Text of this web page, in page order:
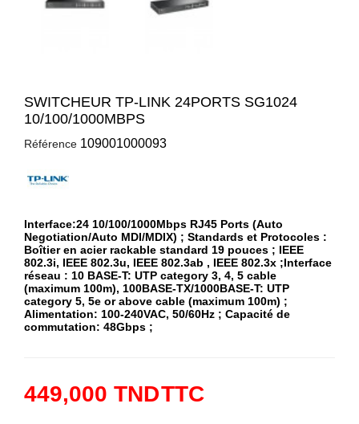
SWITCHEUR TP-LINK 24PORTS SG1024
10/100/1000MBPS
Référence 109001000093
Interface:24 10/100/1000Mbps RJ45 Ports (Auto
Negotiation/Auto MDI/MDIX) ; Standards et Protocoles :
Boîtier en acier rackable standard 19 pouces ; IEEE
802.3i, IEEE 802.3u, IEEE 802.3ab , IEEE 802.3x ;Interface
réseau : 10 BASE-T: UTP category 3, 4, 5 cable
(maximum 100m), 100BASE-TX/1000BASE-T: UTP
category 5, 5e or above cable (maximum 100m) ;
Alimentation: 100-240VAC, 50/60Hz ; Capacité de
commutation: 48Gbps ;
449,000 TNDTTC